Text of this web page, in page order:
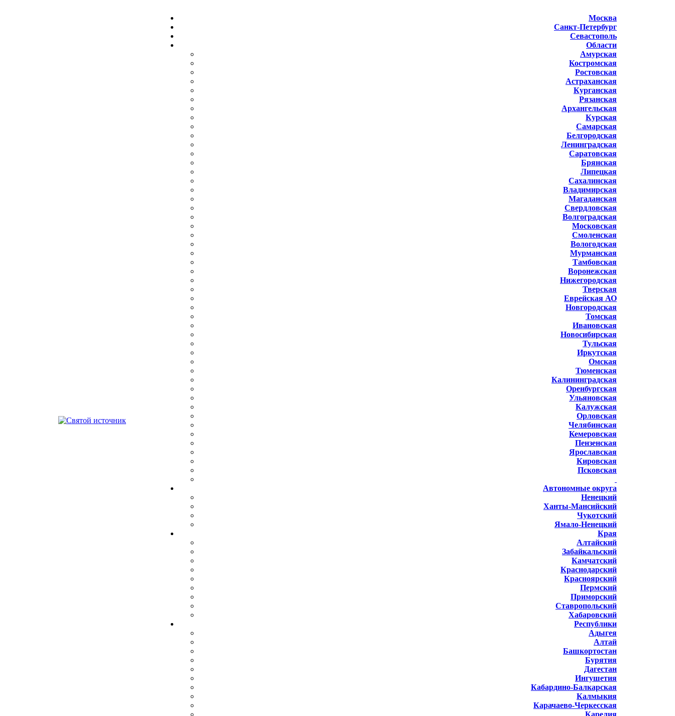
Москва
Санкт-Петербург
Севастополь
Области
Амурская
Костромская
Ростовская
Астраханская
Курганская
Рязанская
Архангельская
Курская
Самарская
Белгородская
Ленинградская
Саратовская
Брянская
Липецкая
Сахалинская
Владимирская
Магаданская
Свердловская
Волгоградская
Московская
Смоленская
Вологодская
Мурманская
Тамбовская
Воронежская
Нижегородская
Тверская
Еврейская АО
Новгородская
Томская
Ивановская
Новосибирская
Тульская
Иркутская
Омская
Тюменская
Калининградская
Оренбургская
Ульяновская
Калужская
Орловская
Челябинская
Кемеровская
Пензенская
Ярославская
Кировская
Псковская
Автономные округа
Ненецкий
Ханты-Мансийский
Чукотский
Ямало-Ненецкий
Края
Алтайский
Забайкальский
Камчатский
Краснодарский
Красноярский
Пермский
Приморский
Ставропольский
Хабаровский
Республики
Адыгея
Алтай
Башкортостан
Бурятия
Дагестан
Ингушетия
Кабардино-Балкарская
Калмыкия
Карачаево-Черкесская
Карелия